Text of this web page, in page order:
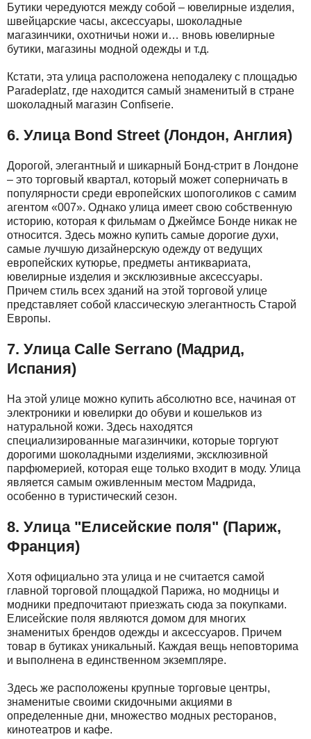
Бутики чередуются между собой – ювелирные изделия,
швейцарские часы, аксессуары, шоколадные
магазинчики, охотничьи ножи и… вновь ювелирные
бутики, магазины модной одежды и т.д.
Кстати, эта улица расположена неподалеку с площадью
Paradeplatz, где находится самый знаменитый в стране
шоколадный магазин Confiserie.
6. Улица Bond Street (Лондон, Англия)
Дорогой, элегантный и шикарный Бонд-стрит в Лондоне
– это торговый квартал, который может соперничать в
популярности среди европейских шопоголиков с самим
агентом «007». Однако улица имеет свою собственную
историю, которая к фильмам о Джеймсе Бонде никак не
относится. Здесь можно купить самые дорогие духи,
самые лучшую дизайнерскую одежду от ведущих
европейских кутюрье, предметы антиквариата,
ювелирные изделия и эксклюзивные аксессуары.
Причем стиль всех зданий на этой торговой улице
представляет собой классическую элегантность Старой
Европы.
7. Улица Calle Serrano (Мадрид,
Испания)
На этой улице можно купить абсолютно все, начиная от
электроники и ювелирки до обуви и кошельков из
натуральной кожи. Здесь находятся
специализированные магазинчики, которые торгуют
дорогими шоколадными изделиями, эксклюзивной
парфюмерией, которая еще только входит в моду. Улица
является самым оживленным местом Мадрида,
особенно в туристический сезон.
8. Улица "Елисейские поля" (Париж,
Франция)
Хотя официально эта улица и не считается самой
главной торговой площадкой Парижа, но модницы и
модники предпочитают приезжать сюда за покупками.
Елисейские поля являются домом для многих
знаменитых брендов одежды и аксессуаров. Причем
товар в бутиках уникальный. Каждая вещь неповторима
и выполнена в единственном экземпляре.
Здесь же расположены крупные торговые центры,
знаменитые своими скидочными акциями в
определенные дни, множество модных ресторанов,
кинотеатров и кафе.